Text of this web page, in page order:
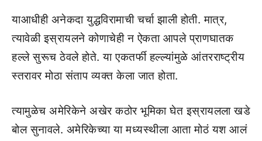
याआधीही अनेकदा युद्धविरामाची चर्चा झाली होती. मात्र,
त्यावेळी इस्रायलने कोणाचेही न ऐकता आपले प्राणघातक
हल्ले सुरूच ठेवले होते. या एकतर्फी हल्ल्यांमुळे आंतरराष्ट्रीय
स्तरावर मोठा संताप व्यक्त केला जात होता.
त्यामुळेच अमेरिकेने अखेर कठोर भूमिका घेत इस्रायलला खडे
बोल सुनावले. अमेरिकेच्या या मध्यस्थीला आता मोठं यश आलं